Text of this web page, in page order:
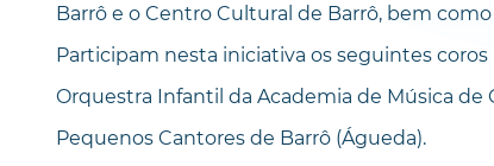
Barrô e o Centro Cultural de Barrô, bem
Participam nesta iniciativa os seguintes coros
Orquestra Infantil da Academia de Música de
Pequenos Cantores de Barrô (Águeda).